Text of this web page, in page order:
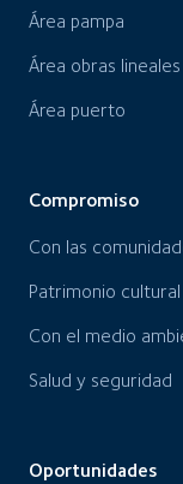
Área pampa
Área obras lineales
Área puerto
Compromiso
Con las
Patrimonio cultural
Con el medio
Salud y seguridad
Oportunidades